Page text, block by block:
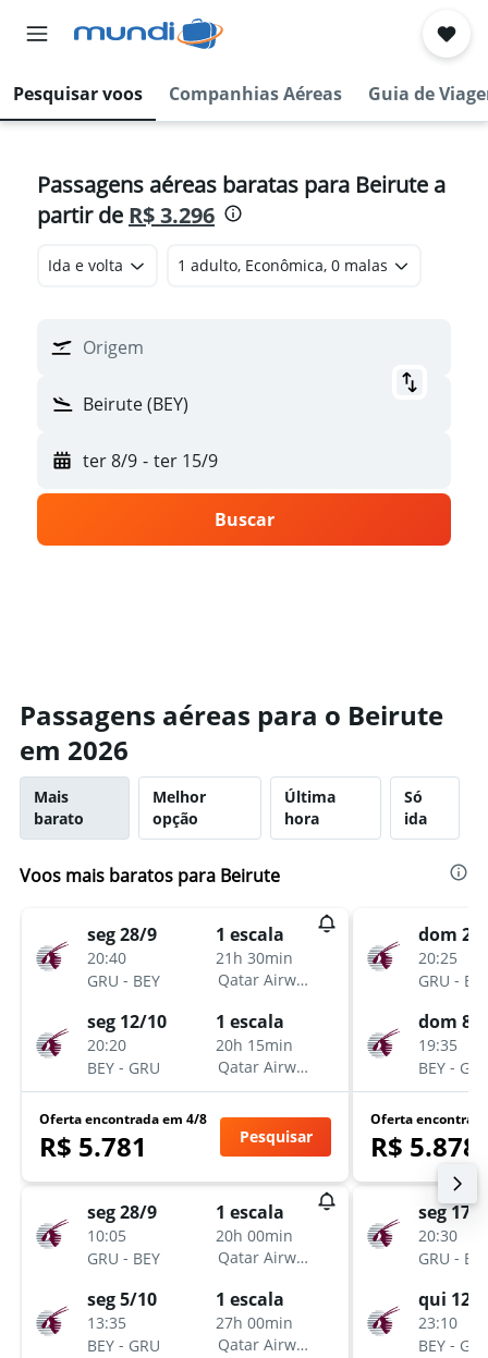
Pesquisar voos Companhias Aéreas Guia de
Passagens aéreas baratas para Beirute a
partir de R$ 3.296
Ida e volta 1 adulto, Econômica, 0 malas
Origem
Beirute (BEY)
ter 8/9 - ter 15/9
Buscar
Passagens aéreas para o Beirute
em 2026
Mais
barato
Melhor
opção
Última
hora
Só
ida
Voos mais baratos para Beirute
seg 28/9
20:40
GRU - BEY
1 escala
21h 30min
Qatar Airways
seg 12/10
20:20
BEY - GRU
1 escala
20h 15min
Qatar Airways
Oferta encontrada em 4/8
R$ 5.781 Pesquisar
seg 28/9
10:05
GRU - BEY
1 escala
20h 00min
Qatar Airways
seg 5/10
13:35
BEY - GRU
1 escala
27h 00min
Qatar Airways
dom
20:25
GRU -
dom 8/
19:35
BEY -
Oferta
R$ 5.878
seg 17/8
20:30
GRU -
qui 12/
23:10
BEY -